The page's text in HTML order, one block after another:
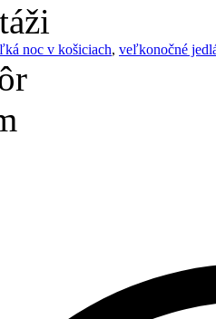
noc v košiciach, veľkonočné